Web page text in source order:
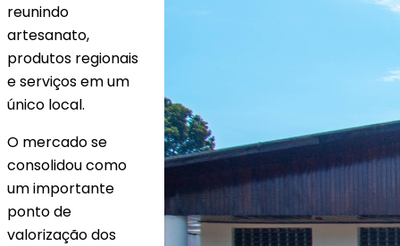
reunindo
artesanato,
produtos regionais
e serviços em um
único local.
O mercado se
consolidou como
um importante
ponto de
valorização dos